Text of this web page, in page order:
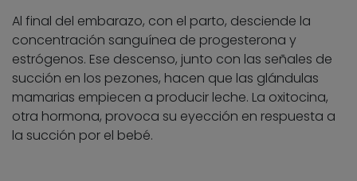
Al final del embarazo, con el parto, desciende la
concentración sanguínea de progesterona y
estrógenos. Ese descenso, junto con las señales de
succión en los pezones, hacen que las glándulas
mamarias empiecen a producir leche. La oxitocina,
otra hormona, provoca su eyección en respuesta a
la succión por el bebé.